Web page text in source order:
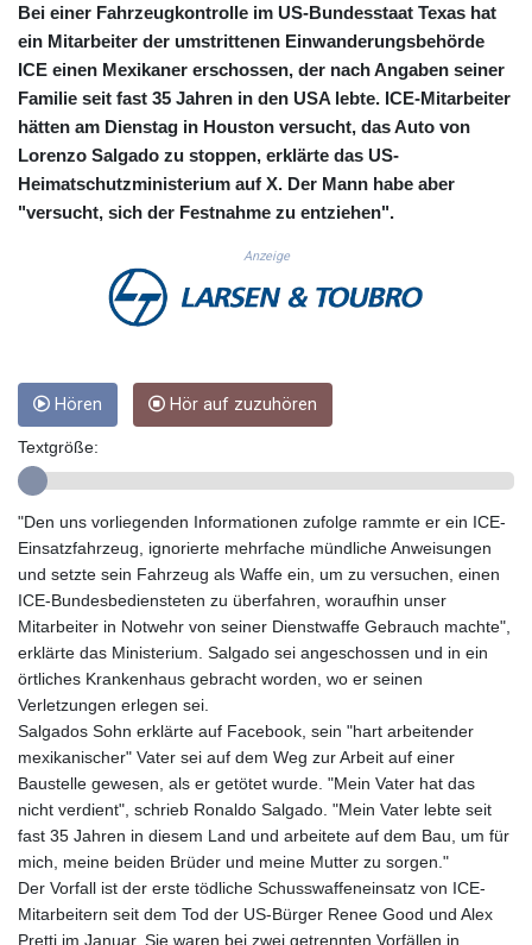
DKK 7.477932
DOP 67.289164
DZD 152.967099
EGP 57.293288
ERN 17.342035
ETB 186.049588
FJD 2.553384
FKP 0.8566
GEL 3.017966
GGP 0.8566
GHS 13.526832
GNF 10123.874202
GTQ 8.794891
HKD 9.067746
HNL 30.895616
HRK 7.536622
HTG 150.718127
HUF 363.096405
IDR 20580.370421
ILS 3.468234
IMP 0.8566
INR 110.076256
IRR
1590322.371805
ISK 142.598215
JEP 0.8566
JMD 183.057725
JOD 0.819746
JPY 182.445186
KES 149.158147
KGS 101.104505
Bei einer Fahrzeugkontrolle im US-Bundesstaat Texas hat
ein Mitarbeiter der umstrittenen Einwanderungsbehörde
ICE einen Mexikaner erschossen, der nach Angaben seiner
Familie seit fast 35 Jahren in den USA lebte. ICE-Mitarbeiter
hätten am Dienstag in Houston versucht, das Auto von
Lorenzo Salgado zu stoppen, erklärte das US-
Heimatschutzministerium auf X. Der Mann habe aber
"versucht, sich der Festnahme zu entziehen".
Anzeige
Hören Hör auf zuzuhören
Textgröße:
"Den uns vorliegenden Informationen zufolge rammte er ein ICE-
Einsatzfahrzeug, ignorierte mehrfache mündliche Anweisungen
und setzte sein Fahrzeug als Waffe ein, um zu versuchen, einen
ICE-Bundesbediensteten zu überfahren, woraufhin unser
Mitarbeiter in Notwehr von seiner Dienstwaffe Gebrauch machte",
erklärte das Ministerium. Salgado sei angeschossen und in ein
örtliches Krankenhaus gebracht worden, wo er seinen
Verletzungen erlegen sei.
Salgados Sohn erklärte auf Facebook, sein "hart arbeitender
mexikanischer" Vater sei auf dem Weg zur Arbeit auf einer
Baustelle gewesen, als er getötet wurde. "Mein Vater hat das
nicht verdient", schrieb Ronaldo Salgado. "Mein Vater lebte seit
fast 35 Jahren in diesem Land und arbeitete auf dem Bau, um für
mich, meine beiden Brüder und meine Mutter zu sorgen."
Der Vorfall ist der erste tödliche Schusswaffeneinsatz von ICE-
Mitarbeitern seit dem Tod der US-Bürger Renee Good und Alex
Pretti im Januar. Sie waren bei zwei getrennten Vorfällen in